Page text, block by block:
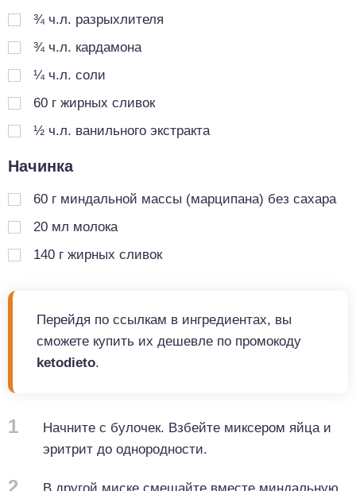
¾ ч.л. разрыхлителя
¾ ч.л. кардамона
¼ ч.л. соли
60 г жирных сливок
½ ч.л. ванильного экстракта
Начинка
60 г миндальной массы (марципана) без сахара
20 мл молока
140 г жирных сливок
Перейдя по ссылкам в ингредиентах, вы
сможете купить их дешевле по промокоду
ketodieto.
1
Начните с булочек. Взбейте миксером яйца и
эритрит до однородности.
2 В другой миске смешайте вместе миндальную